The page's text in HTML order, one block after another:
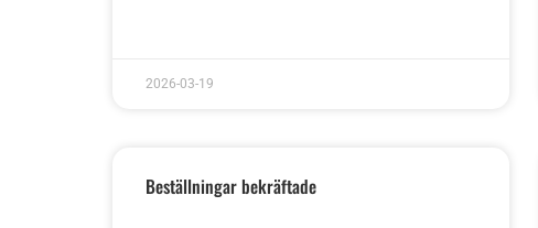
2026-03-19
Beställningar bekräftade